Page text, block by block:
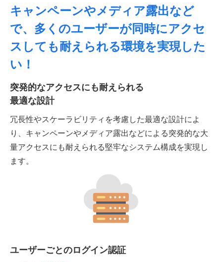
キャンペーンやメディア露出など
で、多くのユーザーが同時にアクセ
スしても耐えられる環境を実現した
い！
突発的なアクセスにも耐えられる
最適な設計
冗長性やスケーラビリティを考慮した最適な設計によ
り、キャンペーンやメディア露出などによる突発的な大
量アクセスにも耐えられる堅牢なシステム構成を実現し
ます。
ユーザーごとのログイン認証